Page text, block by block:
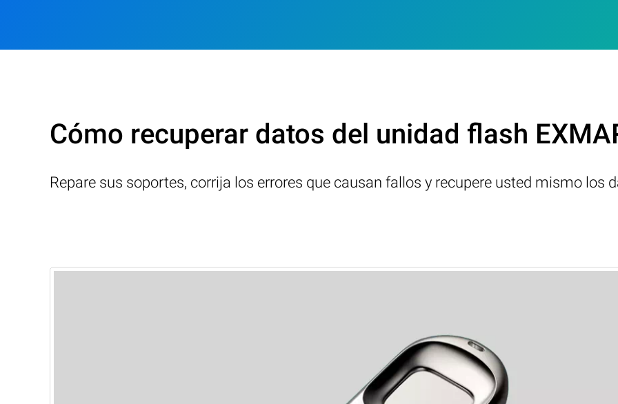
Cómo recuperar datos del unidad flash
Repare sus soportes, corrija los errores que causan fallos y recupere usted mismo los